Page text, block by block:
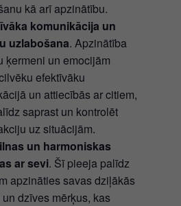
kā arī apzinātību.
komunikācija un
uzlabošana. Apzinātība
ķermeni un emocijām
efektīvāku
un attiecībās ar citiem,
saprast un kontrolēt
uz situācijām.
un harmoniskas
ar sevi. Šī pieeja palīdz
apzināties savas dziļākās
dzīves mērķus, kas